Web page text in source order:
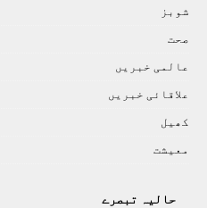
شوبز
صحت
عالمی خبريں
علاقائی خبريں
کھيل
معيشت
حالیہ تبصرے